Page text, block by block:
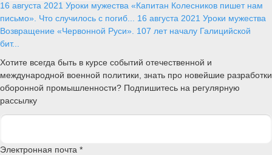
16 августа 2021 Уроки мужества «Капитан Колесников пишет нам
письмо». Что случилось с погиб... 16 августа 2021 Уроки мужества
Возвращение «Червонной Руси». 107 лет началу Галицийской
бит...
Хотите всегда быть в курсе событий отечественной и
международной военной политики, знать про новейшие разработки
оборонной промышленности? Подпишитесь на регулярную
рассылку
Электронная почта *